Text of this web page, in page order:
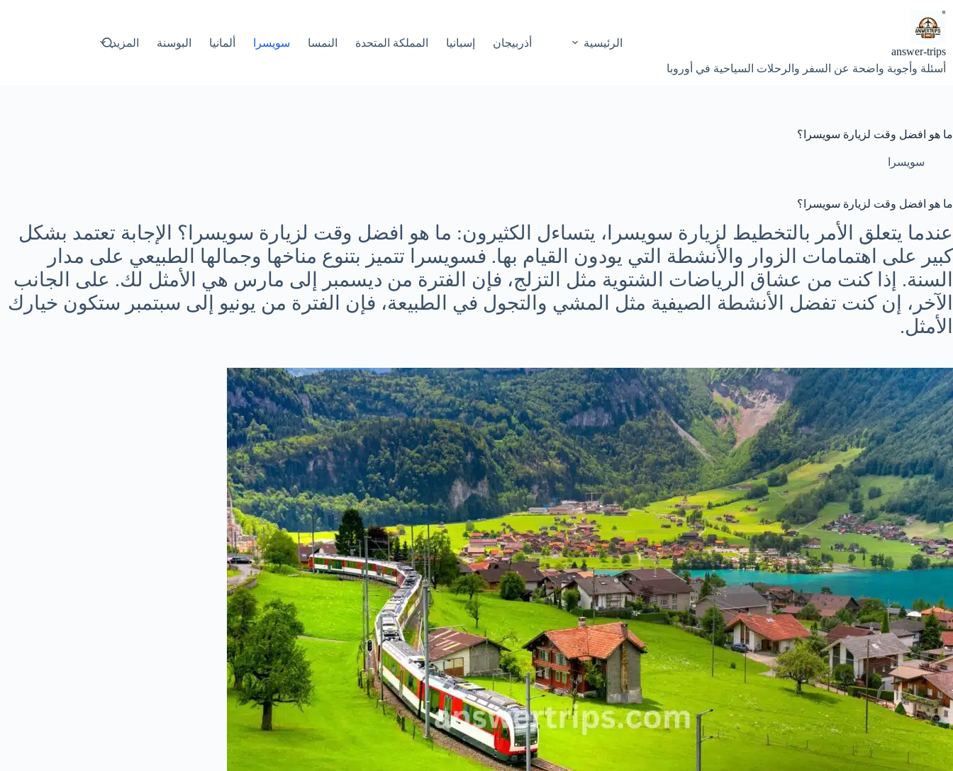
المحتوى
answer-trips
أسئلة وأجوبة واضحة عن السفر والرحلات السياحية في أوروبا
الرئيسية أذربيجان إسبانيا المملكة المتحدة النمسا سويسرا ألمانيا البوسنة المزيد
ما هو افضل وقت لزيارة سويسرا؟
سويسرا
ما هو افضل وقت لزيارة سويسرا؟
عندما يتعلق الأمر بالتخطيط لزيارة سويسرا، يتساءل الكثيرون: ما هو افضل وقت لزيارة سويسرا؟ الإجابة تعتمد بشكل
كبير على اهتمامات الزوار والأنشطة التي يودون القيام بها. فسويسرا تتميز بتنوع مناخها وجمالها الطبيعي على مدار
السنة. إذا كنت من عشاق الرياضات الشتوية مثل التزلج، فإن الفترة من ديسمبر إلى مارس هي الأمثل لك. على الجانب
الآخر، إن كنت تفضل الأنشطة الصيفية مثل المشي والتجول في الطبيعة، فإن الفترة من يونيو إلى سبتمبر ستكون خيارك
الأمثل.